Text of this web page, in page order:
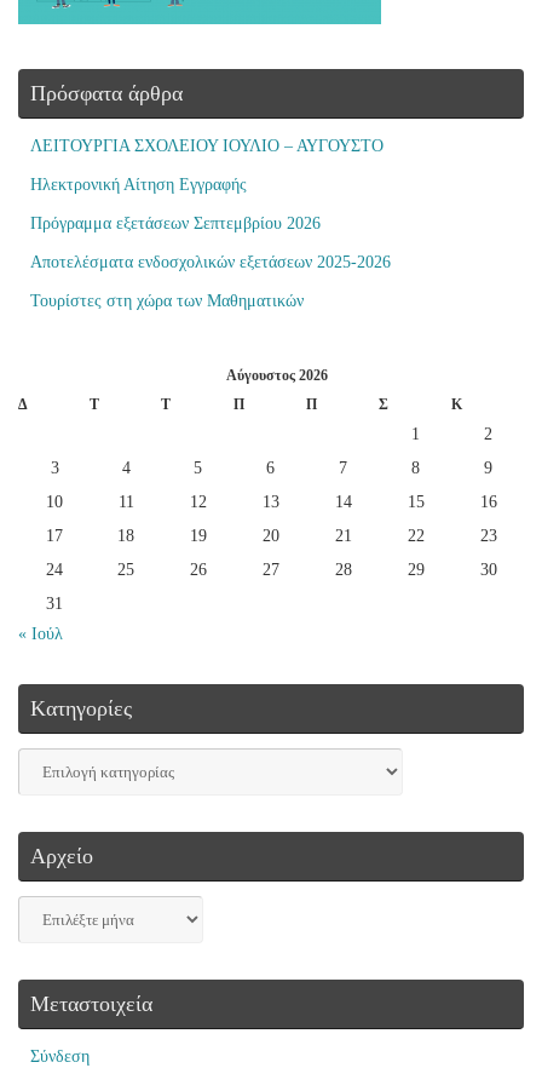
Πρόσφατα άρθρα
ΛΕΙΤΟΥΡΓΙΑ ΣΧΟΛΕΙΟΥ ΙΟΥΛΙΟ – ΑΥΓΟΥΣΤΟ
Ηλεκτρονική Αίτηση Εγγραφής
Πρόγραμμα εξετάσεων Σεπτεμβρίου 2026
Αποτελέσματα ενδοσχολικών εξετάσεων 2025-2026
Τουρίστες στη χώρα των Μαθηματικών
Αύγουστος 2026
Δ
Τ Τ Π Π Σ Κ
« Ιούλ
1
2
3
4 5 6 7 8
9
10
11 12 13 14 15
16
17
18 19 20 21 22
23
24
25 26 27 28 29
30
31
Kατηγορίες
Αρχείο
Μεταστοιχεία
Σύνδεση